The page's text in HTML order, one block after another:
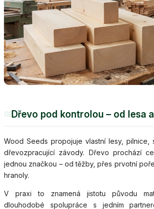
02Dřevo pod kontrolou – od lesa
Wood Seeds propojuje vlastní lesy, pilnice,
dřevozpracující závody. Dřevo prochází
jednou značkou – od těžby, přes prvotní
hranoly.
V praxi to znamená jistotu původu
dlouhodobé spolupráce s jedním